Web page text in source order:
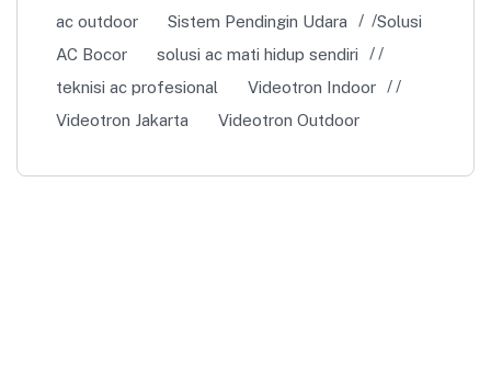
ac outdoor
Sistem Pendingin Udara
Solusi
AC Bocor
solusi ac mati hidup sendiri
teknisi ac profesional
Videotron Indoor
Videotron Jakarta
Videotron Outdoor